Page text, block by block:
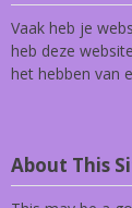
Vaak heb je
heb deze
het hebben van
About This